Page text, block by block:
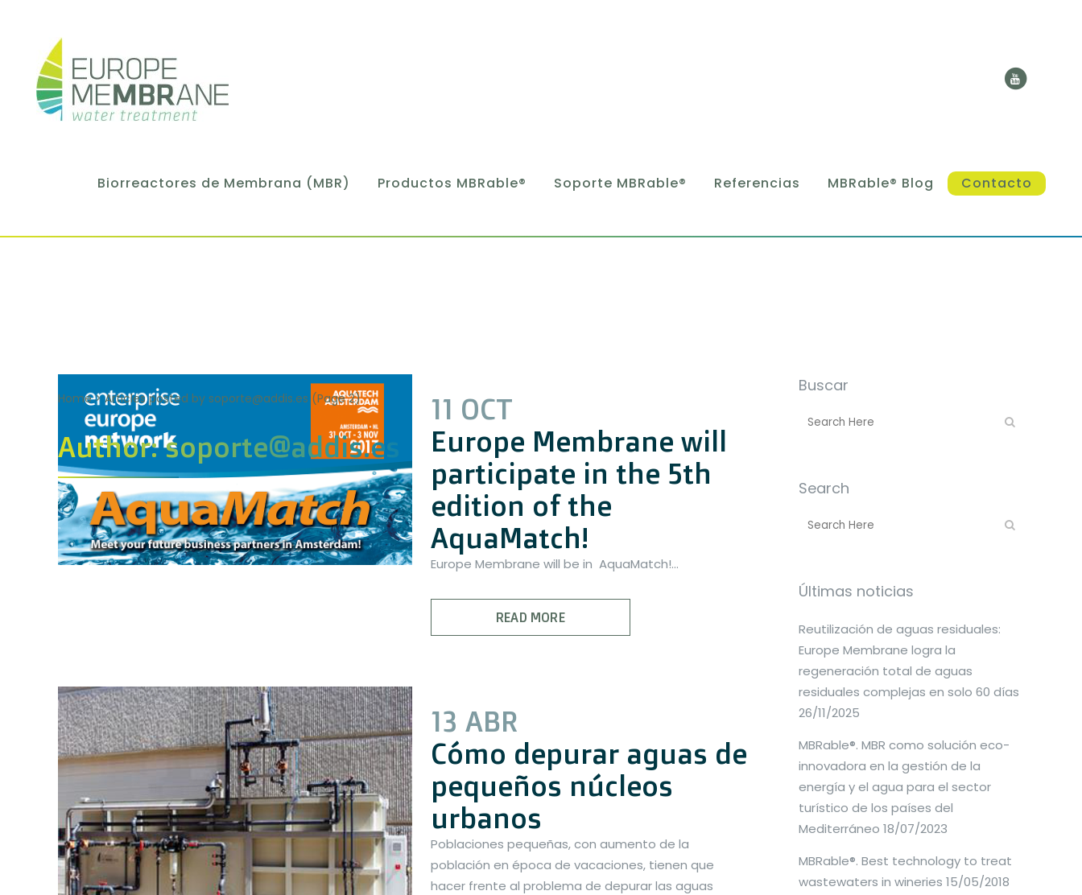
Biorreactores de Membrana (MBR) Productos MBRable® Soporte MBRable® Referencias MBRable® Blog Contacto
Home>Articles posted by soporte@addis.es (Page 2)
Author: soporte@addis.es
11 OCT
Europe Membrane will
participate in the 5th
edition of the
AquaMatch!
Europe Membrane will be in AquaMatch!...
READ MORE
13 ABR
Cómo depurar aguas de
pequeños núcleos
urbanos
Poblaciones pequeñas, con aumento de la
población en época de vacaciones, tienen que
hacer frente al problema de depurar las aguas
Buscar
Search
Últimas noticias
Reutilización de aguas residuales:
Europe Membrane logra la
regeneración total de aguas
residuales complejas en solo 60 días
26/11/2025
MBRable®. MBR como solución eco-
innovadora en la gestión de la
energía y el agua para el sector
turístico de los países del
Mediterráneo 18/07/2023
MBRable®. Best technology to treat
wastewaters in wineries 15/05/2018